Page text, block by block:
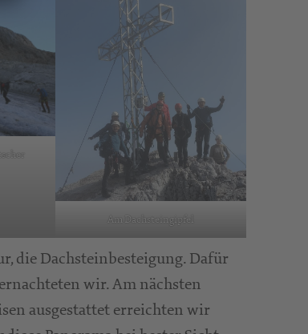
Am Dachsteingipfel
die Dachsteinbesteigung. Dafür
wir. Am nächsten
ausgestattet erreichten wir